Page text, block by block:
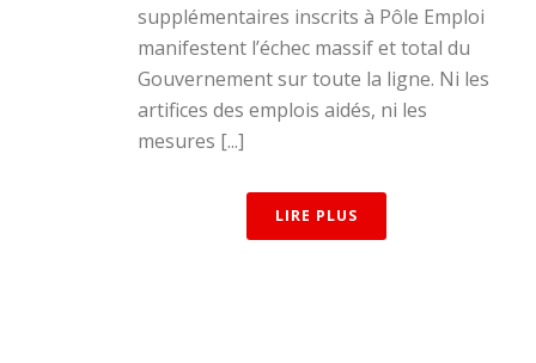
supplémentaires inscrits à Pôle Emploi
manifestent l’échec massif et total du
Gouvernement sur toute la ligne. Ni les
artifices des emplois aidés, ni les
mesures [...]
LIRE PLUS